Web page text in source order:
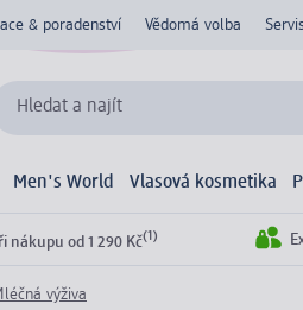
& poradenství Vědomá volba Servis
Hledat a najít
Men's World Vlasová kosmetika
nákupu od 1 290 Kč(1)
výživa